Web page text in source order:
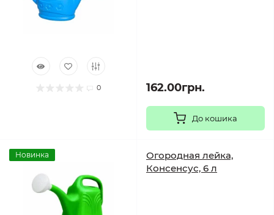
0 162.00грн.
До кошика
Новинка
Огородная лейка,
Консенсус, 6 л